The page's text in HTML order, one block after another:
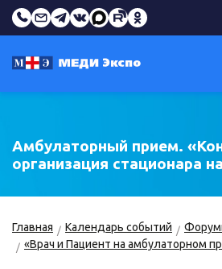
Амбулаторный прием.
организация стационара
Главная Календарь событий
«Врач и Пациент на амбулаторном